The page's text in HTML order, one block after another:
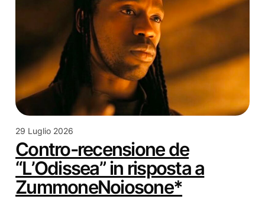
29 Luglio 2026
Contro-recensione de
“L’Odissea” in risposta a
ZummoneNoiosone*